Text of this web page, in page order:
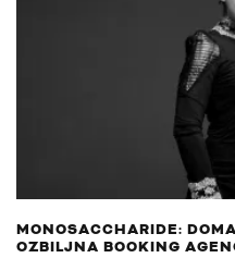
MONOSACCHARIDE:
OZBILJNA BOOKING